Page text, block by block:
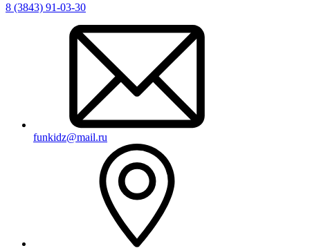
8 (3843) 91-03-30
funkidz@mail.ru